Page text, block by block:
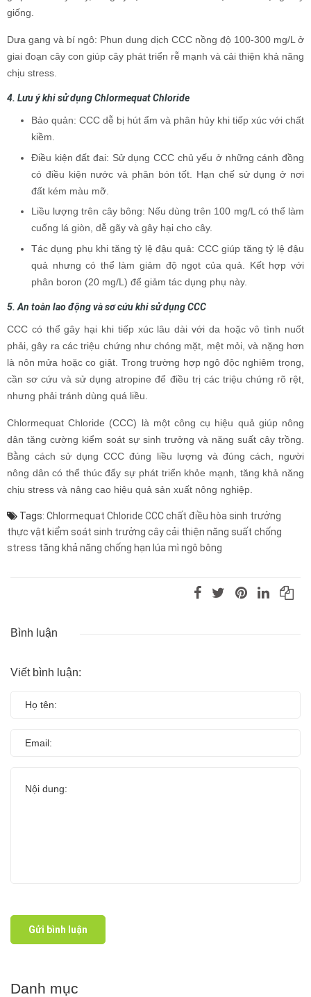
giống.
Dưa gang và bí ngô: Phun dung dịch CCC nồng độ 100-300 mg/L ở
giai đoạn cây con giúp cây phát triển rễ mạnh và cải thiện khả năng
chịu stress.
4. Lưu ý khi sử dụng Chlormequat Chloride
Bảo quản: CCC dễ bị hút ẩm và phân hủy khi tiếp xúc với chất
kiềm.
Điều kiện đất đai: Sử dụng CCC chủ yếu ở những cánh đồng
có điều kiện nước và phân bón tốt. Hạn chế sử dụng ở nơi
đất kém màu mỡ.
Liều lượng trên cây bông: Nếu dùng trên 100 mg/L có thể làm
cuống lá giòn, dễ gãy và gây hại cho cây.
Tác dụng phụ khi tăng tỷ lệ đậu quả: CCC giúp tăng tỷ lệ đậu
quả nhưng có thể làm giảm độ ngọt của quả. Kết hợp với
phân boron (20 mg/L) để giảm tác dụng phụ này.
5. An toàn lao động và sơ cứu khi sử dụng CCC
CCC có thể gây hại khi tiếp xúc lâu dài với da hoặc vô tình nuốt
phải, gây ra các triệu chứng như chóng mặt, mệt mỏi, và nặng hơn
là nôn mửa hoặc co giật. Trong trường hợp ngộ độc nghiêm trọng,
cần sơ cứu và sử dụng atropine để điều trị các triệu chứng rõ rệt,
nhưng phải tránh dùng quá liều.
Chlormequat Chloride (CCC) là một công cụ hiệu quả giúp nông
dân tăng cường kiểm soát sự sinh trưởng và năng suất cây trồng.
Bằng cách sử dụng CCC đúng liều lượng và đúng cách, người
nông dân có thể thúc đẩy sự phát triển khỏe mạnh, tăng khả năng
chịu stress và nâng cao hiệu quả sản xuất nông nghiệp.
Tags: Chlormequat Chloride CCCchất điều hòa sinh trưởng
thực vật kiểm soát sinh trưởng câycải thiện năng suất chống
stress tăng khả năng chống hạn lúa mì ngô bông
Bình luận
Viết bình luận:
Gửi bình luận
Danh mục